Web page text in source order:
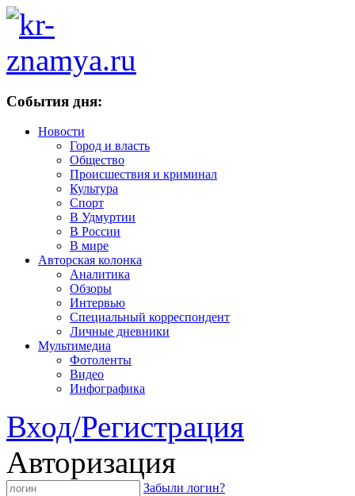
События дня:
Новости
Город и власть
Общество
Происшествия и криминал
Культура
Спорт
В Удмуртии
В России
В мире
Авторская колонка
Аналитика
Обзоры
Интервью
Специальный корреспондент
Личные дневники
Мультимедиа
Фотоленты
Видео
Инфографика
Вход/Регистрация
Авторизация
Забыли логин?